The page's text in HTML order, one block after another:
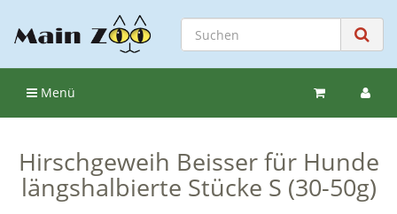
Menü
Hirschgeweih Beisser für Hunde
längshalbierte Stücke S (30-50g)